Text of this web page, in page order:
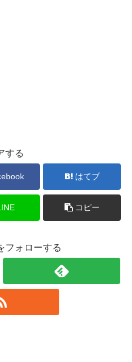
する
はてブ
コピー
フォローする